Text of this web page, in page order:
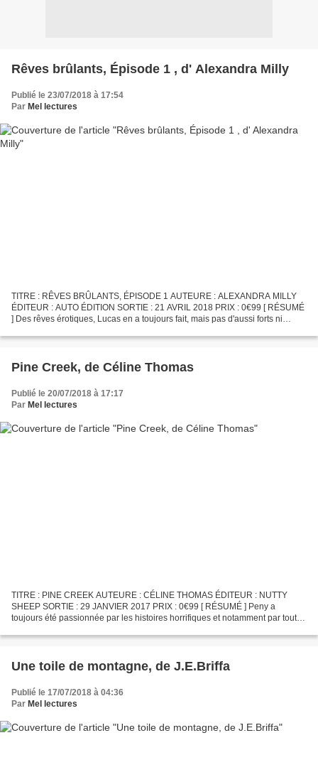
Rêves brûlants, Épisode 1 , d' Alexandra Milly
Publié le 23/07/2018 à 17:54
Par Mel lectures
TITRE : RÊVES BRÛLANTS, ÉPISODE 1 AUTEURE : ALEXANDRA MILLY
ÉDITEUR : AUTO ÉDITION SORTIE : 21 AVRIL 2018 PRIX : 0€99 [ RÉSUMÉ
] Des rêves érotiques, Lucas en a toujours fait, mais pas d'aussi forts ni
Pine Creek, de Céline Thomas
Publié le 20/07/2018 à 17:17
Par Mel lectures
TITRE : PINE CREEK AUTEURE : CÉLINE THOMAS ÉDITEUR : NUTTY
SHEEP SORTIE : 29 JANVIER 2017 PRIX : 0€99 [ RÉSUMÉ ] Peny a
toujours été passionnée par les histoires horrifiques et notamment par tout
Une toile de montagne, de J.E.Briffa
Publié le 17/07/2018 à 04:36
Par Mel lectures